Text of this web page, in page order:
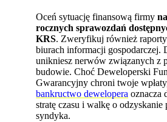
Oceń sytuację finansową firmy
rocznych sprawozdań
KRS. Zweryfikuj również
biurach informacji gospodarczej.
unikniesz nerwów związanych z
budowie. Choć Deweloperski
Gwarancyjny chroni twoje
bankructwo dewelopera oznacza
stratę czasu i walkę o odzyskanie
syndyka.